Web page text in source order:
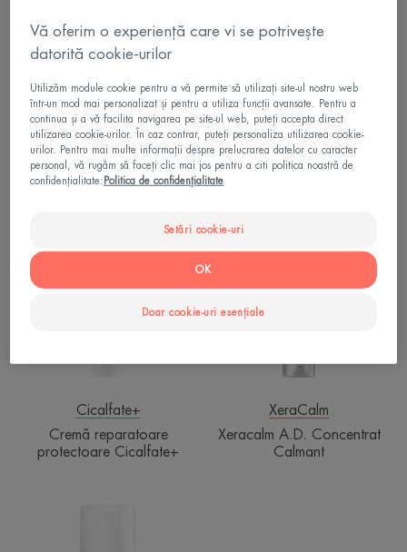
Cicalfate+
Gel pentru cicatrici
Cicalfate+
Cicalfate+
Spray reparator absorbant
Cicalfate+
Cicalfate+
Cicalfate+
Cremă reparatoare
protectoare Cicalfate+
Concentrat
Calmant
XeraCalm
Xeracalm A.D. Concentrat
Calmant
Vă oferim o experiență care vi se potrivește
datorită cookie-urilor
Utilizăm module cookie pentru a vă permite să utilizați site-ul nostru web
într-un mod mai personalizat și pentru a utiliza funcții avansate. Pentru a
continua și a vă facilita navigarea pe site-ul web, puteți accepta direct
utilizarea cookie-urilor. În caz contrar, puteți personaliza utilizarea cookie-
urilor. Pentru mai multe informații despre prelucrarea datelor cu caracter
personal, vă rugăm să faceți clic mai jos pentru a citi politica noastră de
confidențialitate: Politica de confidențialitate
Setări cookie-uri
Doar cookie-uri esențiale
OK